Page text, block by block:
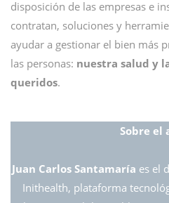
disposición de las empresas e
contratan, soluciones y
ayudar a gestionar el bien más
las personas: nuestra salud y
queridos.
Sobre el
Juan Carlos Santamaría es el
Inithealth, plataforma